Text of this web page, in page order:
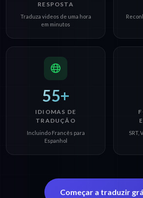
RESPOSTA
Traduza videos de uma hora
em minutos
55+
IDIOMAS DE
TRADUÇÃO
Incluindo Francês para
Espanhol
SRT,
Começar a traduzir